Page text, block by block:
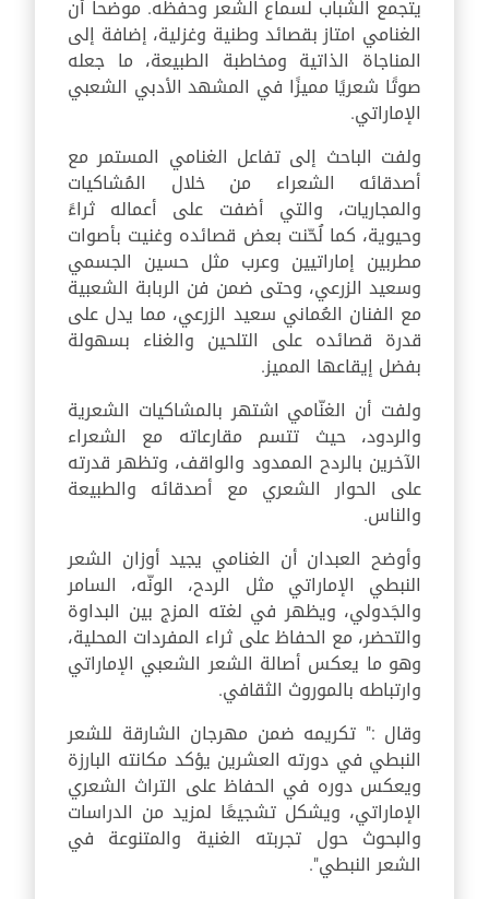
يتجمع الشباب لسماع الشعر وحفظه. موضحا أن
الغنامي امتاز بقصائد وطنية وغزلية، إضافة إلى
المناجاة الذاتية ومخاطبة الطبيعة، ما جعله
صوتًا شعريًا مميزًا في المشهد الأدبي الشعبي
الإماراتي.
ولفت الباحث إلى تفاعل الغنامي المستمر مع
أصدقائه الشعراء من خلال المُشاكيات
والمجاريات، والتي أضفت على أعماله ثراءً
وحيوية، كما لُحّنت بعض قصائده وغنيت بأصوات
مطربين إماراتيين وعرب مثل حسين الجسمي
وسعيد الزرعي، وحتى ضمن فن الربابة الشعبية
مع الفنان العُماني سعيد الزرعي، مما يدل على
قدرة قصائده على التلحين والغناء بسهولة
بفضل إيقاعها المميز.
ولفت أن الغنّامي اشتهر بالمشاكيات الشعرية
والردود، حيث تتسم مقارعاته مع الشعراء
الآخرين بالردح الممدود والواقف، وتظهر قدرته
على الحوار الشعري مع أصدقائه والطبيعة
والناس.
وأوضح العبدان أن الغنامي يجيد أوزان الشعر
النبطي الإماراتي مثل الردح، الونّه، السامر
والجَدولي، ويظهر في لغته المزج بين البداوة
والتحضر، مع الحفاظ على ثراء المفردات المحلية،
وهو ما يعكس أصالة الشعر الشعبي الإماراتي
وارتباطه بالموروث الثقافي.
وقال :" تكريمه ضمن مهرجان الشارقة للشعر
النبطي في دورته العشرين يؤكد مكانته البارزة
ويعكس دوره في الحفاظ على التراث الشعري
الإماراتي، ويشكل تشجيعًا لمزيد من الدراسات
والبحوث حول تجربته الغنية والمتنوعة في
الشعر النبطي".